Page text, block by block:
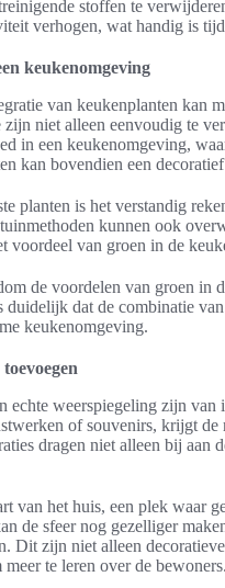
stoffen te
verhogen, wat handig is
keukenomgeving
van keukenplanten kan
zijn niet alleen eenvoudig te
in een keukenomgeving,
kan bovendien een
planten is het verstandig
kunnen ook
voordeel van groen in de
de voordelen van groen in
duidelijk dat de combinatie
keukenomgeving.
echte weerspiegeling zijn
of souvenirs, krijgt
dragen niet alleen bij aan
van het huis, een plek waar
de sfeer nog gezelliger
Dit zijn niet alleen
te leren over de bewoners.